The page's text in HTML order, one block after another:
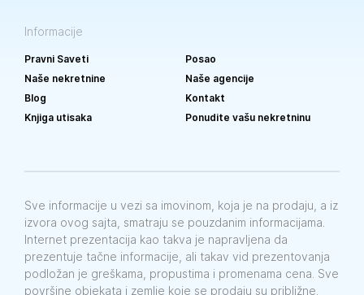
Informacije
Pravni Saveti
Posao
Naše nekretnine
Naše agencije
Blog
Kontakt
Knjiga utisaka
Ponudite vašu nekretninu
Sve informacije u vezi sa imovinom, koja je na prodaju, a iz
izvora ovog sajta, smatraju se pouzdanim informacijama.
Internet prezentacija kao takva je napravljena da
prezentuje tačne informacije, ali takav vid prezentovanja
podložan je greškama, propustima i promenama cena. Sve
površine objekata i zemlje koje se prodaju su približne.